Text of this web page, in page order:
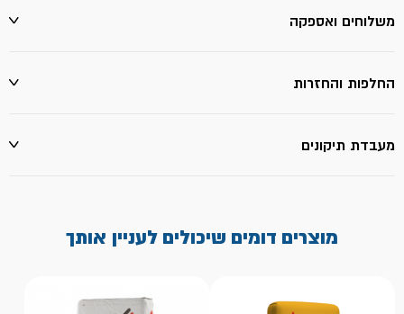
משלוחים ואספקה
החלפות והחזרות
מעבדת תיקונים
מוצרים דומים שיכולים לעניין אותך